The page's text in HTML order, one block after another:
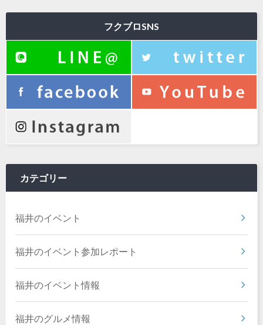
フクブロSNS
カテゴリー
福井のイベント
福井のイベント参加レポート
福井のイベント情報
福井のグルメ情報